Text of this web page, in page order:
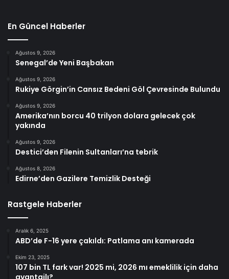
En Güncel Haberler
Ağustos 9, 2026
Senegal’de Yeni Başbakan
Ağustos 9, 2026
Rukiye Görgin’in Cansız Bedeni Göl Çevresinde Bulundu
Ağustos 9, 2026
Amerika’nın borcu 40 trilyon dolara gelecek çok
yakında
Ağustos 9, 2026
Destici’den Filenin Sultanları’na tebrik
Ağustos 8, 2026
Edirne’den Gazilere Temizlik Desteği
Rastgele Haberler
Aralık 6, 2025
ABD’de F-16 yere çakıldı: Patlama anı kamerada
Ekim 23, 2025
107 bin TL fark var! 2025 mi, 2026 mı emeklilik için daha
avantajlı?